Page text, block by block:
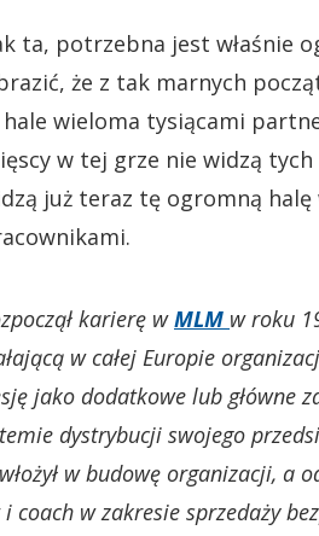
ta, potrzebna jest właśnie
że z tak marnych
hale wieloma tysiącami
w tej grze nie widzą
już teraz tę ogromną halę
karierę wMLM w roku
w całej Europie
jako dodatkowe lub główne
dystrybucji swojego
w budowę organizacji, a
coach w zakresie sprzedaży